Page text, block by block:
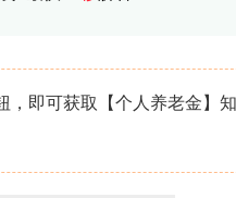
，即可获取【个人养老金】